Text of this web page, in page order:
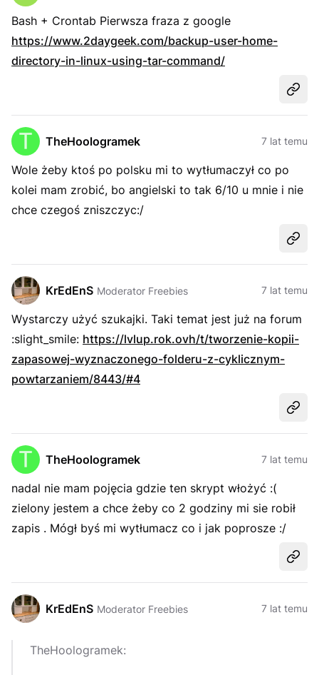
Bash + Crontab Pierwsza fraza z google
https://www.2daygeek.com/backup-user-home-
directory-in-linux-using-tar-command/
TheHoologramek 7 lat temu
Wole żeby ktoś po polsku mi to wytłumaczył co po
kolei mam zrobić, bo angielski to tak 6/10 u mnie i nie
chce czegoś zniszczyc:/
KrEdEnS Moderator Freebies 7 lat temu
Wystarczy użyć szukajki. Taki temat jest już na forum
:slight_smile: https://lvlup.rok.ovh/t/tworzenie-kopii-
zapasowej-wyznaczonego-folderu-z-cyklicznym-
powtarzaniem/8443/#4
TheHoologramek 7 lat temu
nadal nie mam pojęcia gdzie ten skrypt włożyć :(
zielony jestem a chce żeby co 2 godziny mi sie robił
zapis . Mógł byś mi wytłumacz co i jak poprosze :/
KrEdEnS Moderator Freebies 7 lat temu
TheHoologramek: